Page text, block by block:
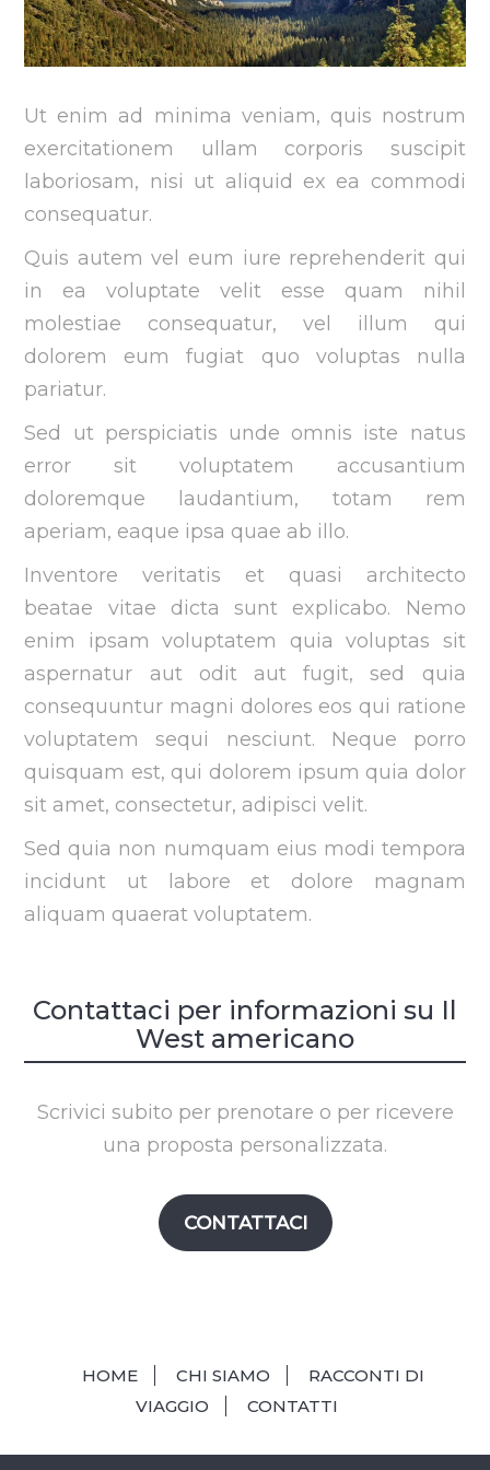
Ut enim ad minima veniam, quis nostrum
exercitationem ullam corporis suscipit
laboriosam, nisi ut aliquid ex ea commodi
consequatur.
Quis autem vel eum iure reprehenderit qui
in ea voluptate velit esse quam nihil
molestiae consequatur, vel illum qui
dolorem eum fugiat quo voluptas nulla
pariatur.
Sed ut perspiciatis unde omnis iste natus
error sit voluptatem accusantium
doloremque laudantium, totam rem
aperiam, eaque ipsa quae ab illo.
Inventore veritatis et quasi architecto
beatae vitae dicta sunt explicabo. Nemo
enim ipsam voluptatem quia voluptas sit
aspernatur aut odit aut fugit, sed quia
consequuntur magni dolores eos qui ratione
voluptatem sequi nesciunt. Neque porro
quisquam est, qui dolorem ipsum quia dolor
sit amet, consectetur, adipisci velit.
Sed quia non numquam eius modi tempora
incidunt ut labore et dolore magnam
aliquam quaerat voluptatem.
Contattaci per informazioni su Il
West americano
Scrivici subito per prenotare o per ricevere
una proposta personalizzata.
CONTATTACI
HOME CHI SIAMO
RACCONTI DI
VIAGGIO
CONTATTI